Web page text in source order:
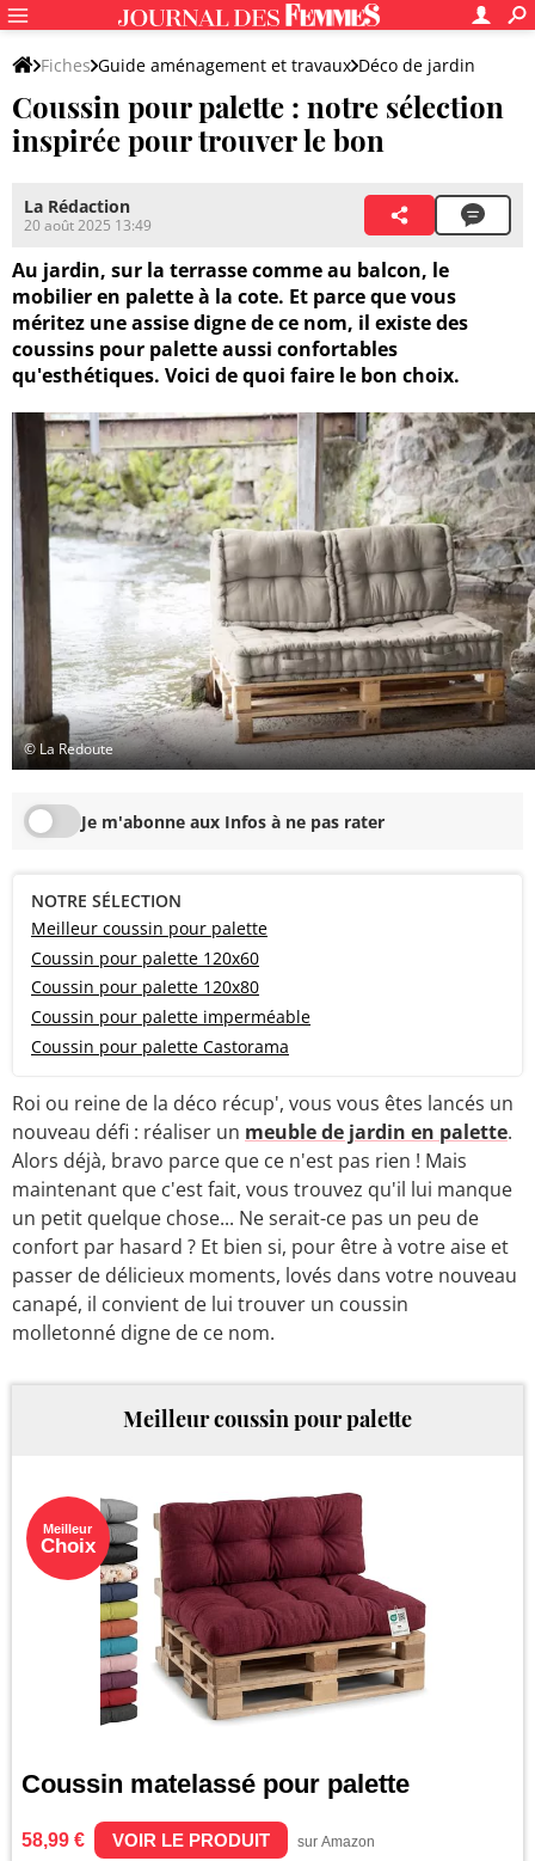
Fiches Guide aménagement et travaux Déco de jardin
Accessoires déco jardin
Coussin pour palette : notre sélection
inspirée pour trouver le bon
La Rédaction
20 août 2025 13:49
Au jardin, sur la terrasse comme au balcon, le
mobilier en palette à la cote. Et parce que vous
méritez une assise digne de ce nom, il existe des
coussins pour palette aussi confortables
qu'esthétiques. Voici de quoi faire le bon choix.
© La Redoute
Je m'abonne aux Infos à ne pas rater
NOTRE SÉLECTION
Meilleur coussin pour palette
Coussin pour palette 120x60
Coussin pour palette 120x80
Coussin pour palette imperméable
Coussin pour palette Castorama
Roi ou reine de la déco récup', vous vous êtes lancés un
nouveau défi : réaliser un meuble de jardin en palette.
Alors déjà, bravo parce que ce n'est pas rien ! Mais
maintenant que c'est fait, vous trouvez qu'il lui manque
un petit quelque chose... Ne serait-ce pas un peu de
confort par hasard ? Et bien si, pour être à votre aise et
passer de délicieux moments, lovés dans votre nouveau
canapé, il convient de lui trouver un coussin
molletonné digne de ce nom.
Meilleur coussin pour palette
Meilleur
Choix
Coussin matelassé pour palette
58,99 € VOIR LE PRODUIT sur Amazon